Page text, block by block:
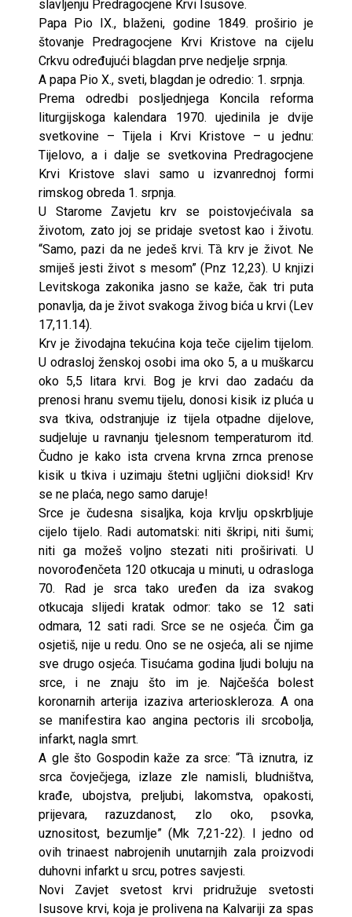
slavljenju Predragocjene Krvi Isusove.
Papa Pio IX., blaženi, godine 1849. proširio je
štovanje Predragocjene Krvi Kristove na cijelu
Crkvu određujući blagdan prve nedjelje srpnja.
A papa Pio X., sveti, blagdan je odredio: 1. srpnja.
Prema odredbi posljednjega Koncila reforma
liturgijskoga kalendara 1970. ujedinila je dvije
svetkovine – Tijela i Krvi Kristove – u jednu:
Tijelovo, a i dalje se svetkovina Predragocjene
Krvi Kristove slavi samo u izvanrednoj formi
rimskog obreda 1. srpnja.
U Starome Zavjetu krv se poistovjećivala sa
životom, zato joj se pridaje svetost kao i životu.
“Samo, pazi da ne jedeš krvi. Tȁ krv je život. Ne
smiješ jesti život s mesom” (Pnz 12,23). U knjizi
Levitskoga zakonika jasno se kaže, čak tri puta
ponavlja, da je život svakoga živog bića u krvi (Lev
17,11.14).
Krv je živodajna tekućina koja teče cijelim tijelom.
U odrasloj ženskoj osobi ima oko 5, a u muškarcu
oko 5,5 litara krvi. Bog je krvi dao zadaću da
prenosi hranu svemu tijelu, donosi kisik iz pluća u
sva tkiva, odstranjuje iz tijela otpadne dijelove,
sudjeluje u ravnanju tjelesnom temperaturom itd.
Čudno je kako ista crvena krvna zrnca prenose
kisik u tkiva i uzimaju štetni ugljični dioksid! Krv
se ne plaća, nego samo daruje!
Srce je čudesna sisaljka, koja krvlju opskrbljuje
cijelo tijelo. Radi automatski: niti škripi, niti šumi;
niti ga možeš voljno stezati niti proširivati. U
novorođenčeta 120 otkucaja u minuti, u odrasloga
70. Rad je srca tako uređen da iza svakog
otkucaja slijedi kratak odmor: tako se 12 sati
odmara, 12 sati radi. Srce se ne osjeća. Čim ga
osjetiš, nije u redu. Ono se ne osjeća, ali se njime
sve drugo osjeća. Tisućama godina ljudi boluju na
srce, i ne znaju što im je. Najčešća bolest
koronarnih arterija izaziva arterioskleroza. A ona
se manifestira kao angina pectoris ili srcobolja,
infarkt, nagla smrt.
A gle što Gospodin kaže za srce: “Tȁ iznutra, iz
srca čovječjega, izlaze zle namisli, bludništva,
krađe, ubojstva, preljubi, lakomstva, opakosti,
prijevara, razuzdanost, zlo oko, psovka,
uznositost, bezumlje” (Mk 7,21-22). I jedno od
ovih trinaest nabrojenih unutarnjih zala proizvodi
duhovni infarkt u srcu, potres savjesti.
Novi Zavjet svetost krvi pridružuje svetosti
Isusove krvi, koja je prolivena na Kalvariji za spas